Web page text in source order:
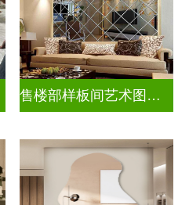
售楼部样板间艺术图案车刻玻璃